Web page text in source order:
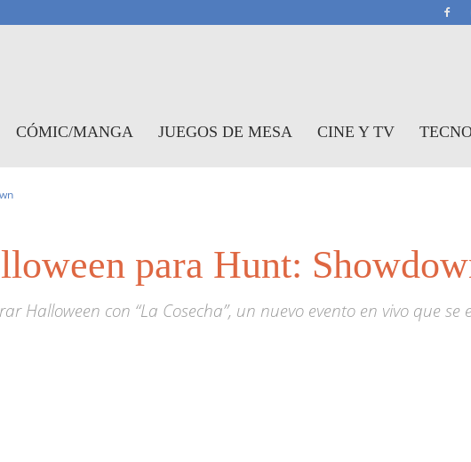
CÓMIC/MANGA JUEGOS DE MESA CINE Y TV
para Hunt:
Halloween con “La Cosecha”, un nuevo evento en vivo que se